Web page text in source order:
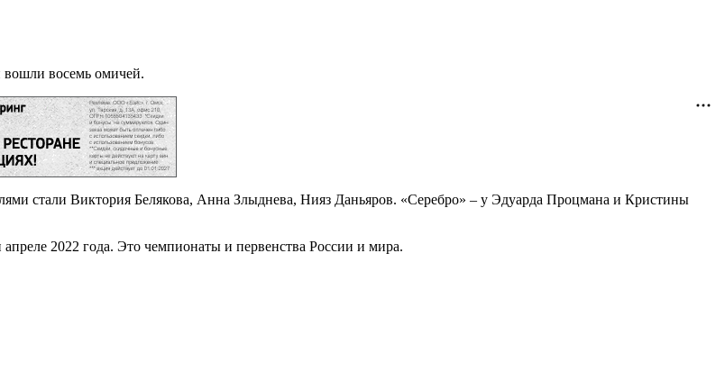
вошли восемь омичей.
стали Виктория Белякова, Анна Злыднева, Нияз Даньяров. «Серебро» – у Эдуарда Процмана и Кристины
2022 года. Это чемпионаты и первенства России и мира.